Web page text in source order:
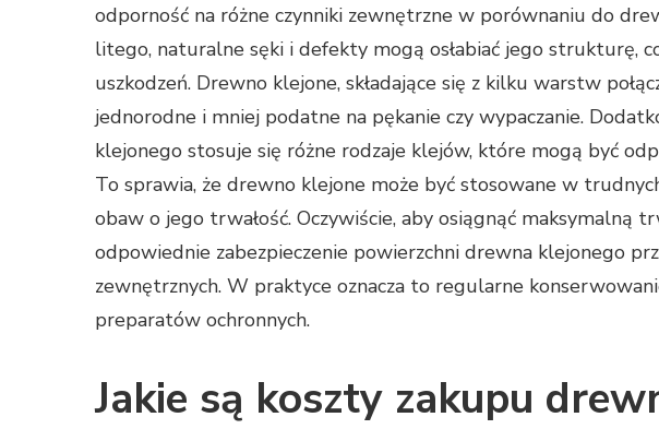
odporność na różne czynniki zewnętrzne w porównaniu do
litego, naturalne sęki i defekty mogą osłabiać jego strukturę,
uszkodzeń. Drewno klejone, składające się z kilku warstw
jednorodne i mniej podatne na pękanie czy wypaczanie.
klejonego stosuje się różne rodzaje klejów, które mogą być
To sprawia, że drewno klejone może być stosowane w
obaw o jego trwałość. Oczywiście, aby osiągnąć maksymalną
odpowiednie zabezpieczenie powierzchni drewna klejonego
zewnętrznych. W praktyce oznacza to regularne
preparatów ochronnych.
Jakie są koszty zakupu